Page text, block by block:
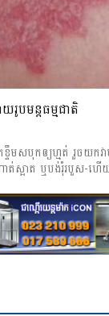
បមន្តធម្មជាតិ
ទឹមសបុកឲ្យហ្មត់ រួចយក
ត់ស្អាត ឬបង់រុំរបួស-ហើ